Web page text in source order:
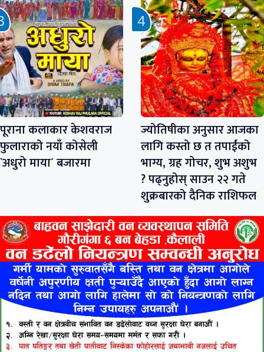
पूराना कलाकार केशवराज
फुलाराको नयाँ कोसेली
`अधुरो माया´ बजारमा
ज्योतिषीका अनुसार आजका
लागि कस्तो छ त तपाईंको
भाग्य, ग्रह गोचर, शुभ अशुभ
? पढ्नुहोस् साउन २२ गते
शुक्रबारको दैनिक राशिफल